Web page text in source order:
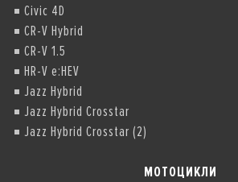
Civic 4D
CR-V Hybrid
CR-V 1.5
HR-V e:HEV
Jazz Hybrid
Jazz Hybrid Crosstar
Jazz Hybrid Crosstar (2)
МОТОЦИКЛИ